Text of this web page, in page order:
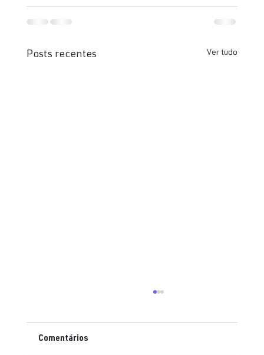
Posts recentes Ver tudo
Comentários